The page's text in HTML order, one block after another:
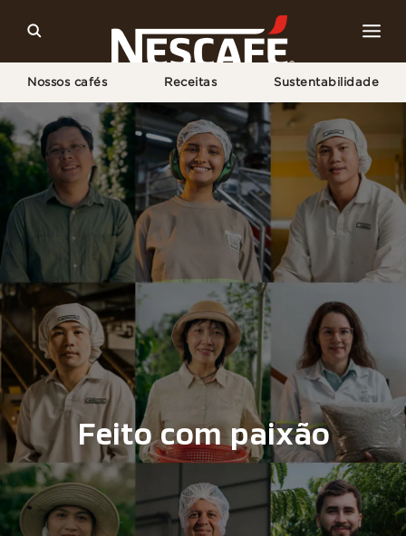
Nossos cafés Receitas Sustentabilidade
Home
Sustentabilidade
Conheça Nossos Produtores
Feito com paixão